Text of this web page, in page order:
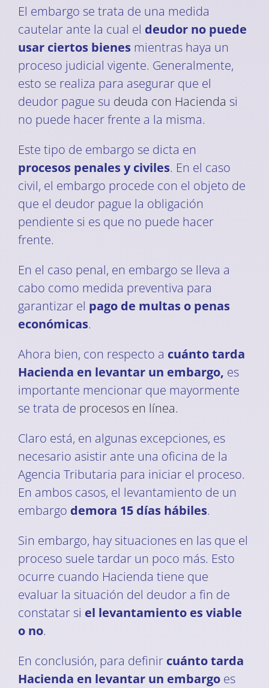
El embargo se trata de una medida
cautelar ante la cual el deudor no puede
usar ciertos bienesmientras haya un
proceso judicial vigente. Generalmente,
esto se realiza para asegurar que el
deudor pague su deuda con Hacienda si
no puede hacer frente a la misma.
Este tipo de embargo se dicta en
procesos penales y civiles. En el caso
civil, el embargo procede con el objeto de
que el deudor pague la obligación
pendiente si es que no puede hacer
frente.
En el caso penal, en embargo se lleva a
cabo como medida preventiva para
garantizar el pago de multas o penas
económicas.
Ahora bien, con respecto a cuánto tarda
Hacienda en levantar un embargo, es
importante mencionar que mayormente
se trata de procesos en línea.
Claro está, en algunas excepciones, es
necesario asistir ante una oficina de la
Agencia Tributaria para iniciar el proceso.
En ambos casos, el levantamiento de un
embargo demora 15 días hábiles.
Sin embargo, hay situaciones en las que el
proceso suele tardar un poco más. Esto
ocurre cuando Hacienda tiene que
evaluar la situación del deudor a fin de
constatar si el levantamiento es viable
o no.
En conclusión, para definir cuánto tarda
Hacienda en levantar un embargo es